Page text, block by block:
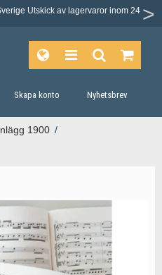
Utskick av lagervaror inom 24
Skapa konto Nyhetsbrev
1900 /